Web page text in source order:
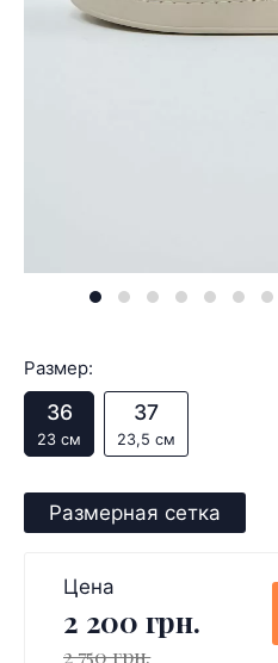
Размер:
36
23 см
37
23,5 см
Размерная сетка
Цена
2 200 грн.
2 750 грн.